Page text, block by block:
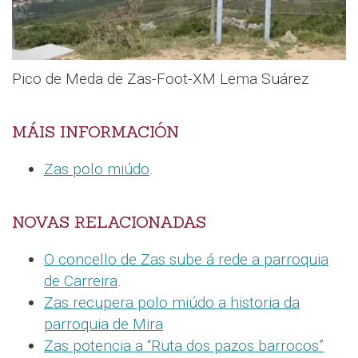
Pico de Meda de Zas-Foot-XM Lema Suárez
MÁIS INFORMACIÓN
Zas polo miúdo.
NOVAS RELACIONADAS
O concello de Zas sube á rede a parroquia
de Carreira.
Zas recupera polo miúdo a historia da
parroquia de Mira
Zas potencia a “Ruta dos pazos barrocos”